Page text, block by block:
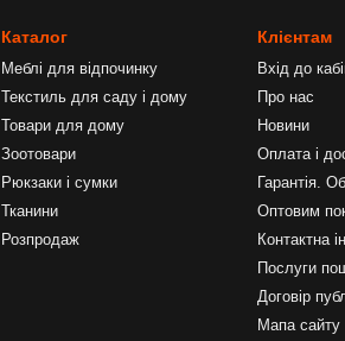
Каталог
Меблі для відпочинку
Текстиль для саду і дому
Товари для дому
Зоотовари
Рюкзаки і сумки
Тканини
Розпродаж
Клієнтам
Вхід до
Про нас
Новини
Оплата і
Гарантія.
Оптовим
Контактна
Послуги
Договір
Мапа сайту